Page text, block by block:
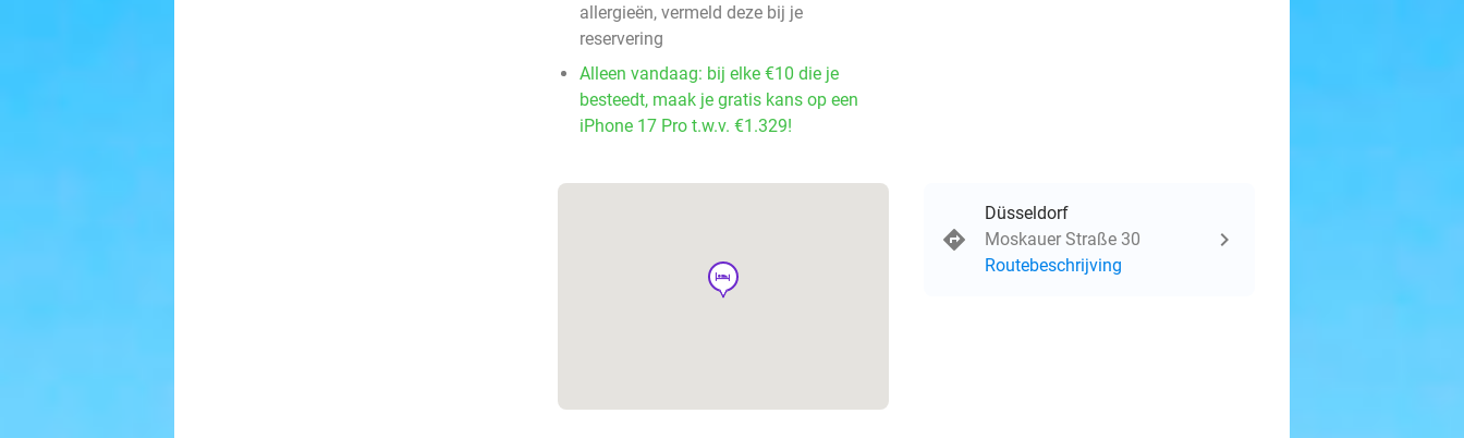
allergieën, vermeld deze bij je
reservering
Alleen vandaag: bij elke €10 die je
besteedt, maak je gratis kans op een
iPhone 17 Pro t.w.v. €1.329!
hotel
Düsseldorf
Moskauer Straße 30
Routebeschrijving